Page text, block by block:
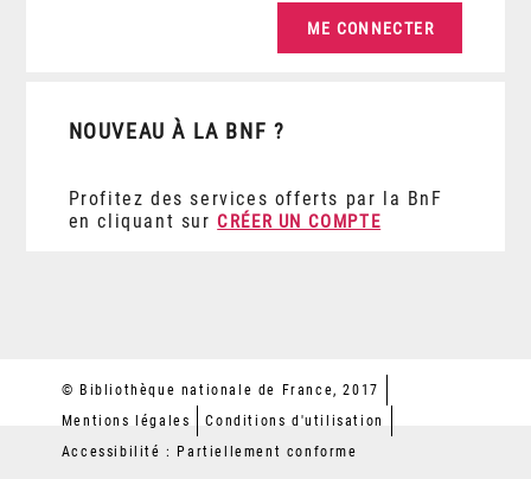
NOUVEAU À LA BNF ?
Profitez des services offerts par la BnF
en cliquant sur CRÉER UN COMPTE
© Bibliothèque nationale de France, 2017
Mentions légales
Conditions d'utilisation
Accessibilité : Partiellement conforme